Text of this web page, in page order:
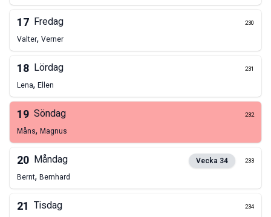
17 Fredag 230
Valter, Verner
18 Lördag 231
Lena, Ellen
19 Söndag 232
Måns, Magnus
20 Måndag Vecka 34 233
Bernt, Bernhard
21 Tisdag 234